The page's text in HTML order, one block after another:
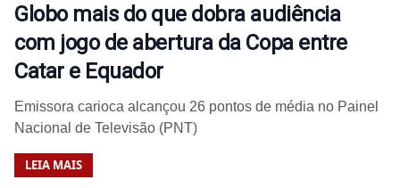
Globo mais do que dobra audiência
com jogo de abertura da Copa entre
Catar e Equador
Emissora carioca alcançou 26 pontos de média no Painel
Nacional de Televisão (PNT)
LEIA MAIS